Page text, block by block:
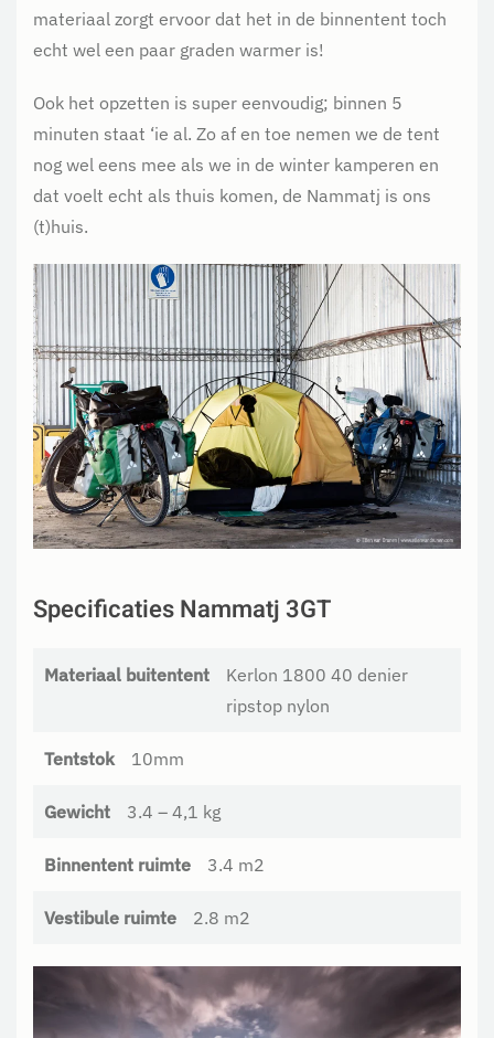
materiaal zorgt ervoor dat het in de binnentent toch
echt wel een paar graden warmer is!
Ook het opzetten is super eenvoudig; binnen 5
minuten staat ‘ie al. Zo af en toe nemen we de tent
nog wel eens mee als we in de winter kamperen en
dat voelt echt als thuis komen, de Nammatj is ons
(t)huis.
Specificaties Nammatj 3GT
Materiaal buitentent
Kerlon 1800 40 denier
ripstop nylon
Tentstok 10mm
Gewicht 3.4 – 4,1 kg
Binnentent ruimte 3.4 m2
Vestibule ruimte 2.8 m2